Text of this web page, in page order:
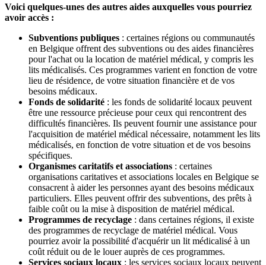
Voici quelques-unes des autres aides auxquelles vous pourriez
avoir accès :
Subventions publiques : certaines régions ou communautés
en Belgique offrent des subventions ou des aides financières
pour l'achat ou la location de matériel médical, y compris les
lits médicalisés. Ces programmes varient en fonction de votre
lieu de résidence, de votre situation financière et de vos
besoins médicaux.
Fonds de solidarité : les fonds de solidarité locaux peuvent
être une ressource précieuse pour ceux qui rencontrent des
difficultés financières. Ils peuvent fournir une assistance pour
l'acquisition de matériel médical nécessaire, notamment les lits
médicalisés, en fonction de votre situation et de vos besoins
spécifiques.
Organismes caritatifs et associations : certaines
organisations caritatives et associations locales en Belgique se
consacrent à aider les personnes ayant des besoins médicaux
particuliers. Elles peuvent offrir des subventions, des prêts à
faible coût ou la mise à disposition de matériel médical.
Programmes de recyclage : dans certaines régions, il existe
des programmes de recyclage de matériel médical. Vous
pourriez avoir la possibilité d'acquérir un lit médicalisé à un
coût réduit ou de le louer auprès de ces programmes.
Services sociaux locaux : les services sociaux locaux peuvent